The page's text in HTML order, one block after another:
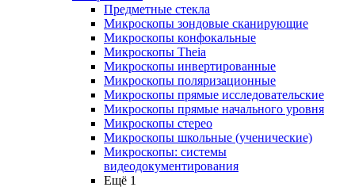
Предметные стекла
Микроскопы зондовые сканирующие
Микроскопы конфокальные
Микроскопы Theia
Микроскопы инвертированные
Микроскопы поляризационные
Микроскопы прямые исследовательские
Микроскопы прямые начального уровня
Микроскопы стерео
Микроскопы школьные (ученические)
Микроскопы: системы
видеодокументирования
Ещё 1